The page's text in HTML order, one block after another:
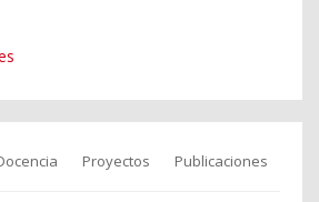
Proyectos Publicaciones